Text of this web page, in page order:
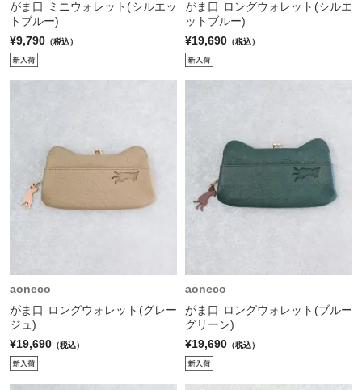
がま口 ミニウォレット(シルエッ
トブルー)
¥9,790 （税込）
がま口 ロングウォレット(シルエ
ットブルー)
¥19,690 （税込）
aoneco
がま口 ロングウォレット(グレー
ジュ)
¥19,690 （税込）
aoneco
がま口 ロングウォレット(ブルー
グリーン)
¥19,690 （税込）